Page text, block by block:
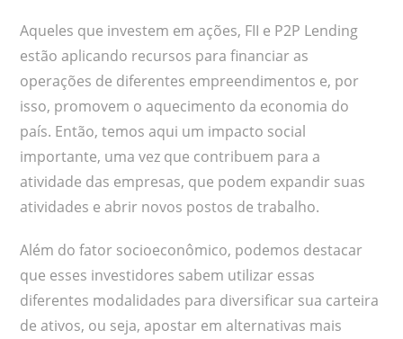
Aqueles que investem em ações, FII e P2P Lending
estão aplicando recursos para financiar as
operações de diferentes empreendimentos e, por
isso, promovem o aquecimento da economia do
país. Então, temos aqui um impacto social
importante, uma vez que contribuem para a
atividade das empresas, que podem expandir suas
atividades e abrir novos postos de trabalho.
Além do fator socioeconômico, podemos destacar
que esses investidores sabem utilizar essas
diferentes modalidades para diversificar sua carteira
de ativos, ou seja, apostar em alternativas mais